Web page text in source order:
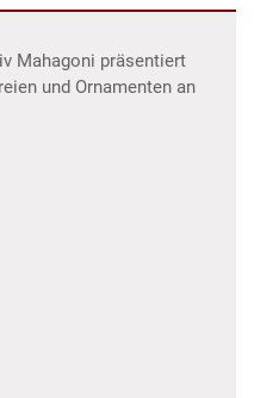
Mahagoni präsentiert
und Ornamenten an